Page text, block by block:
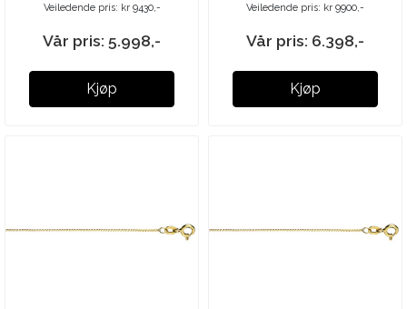
Veiledende pris: kr 9430,-
Vår pris: 5.998,-
Kjøp
Veiledende pris: kr 9900,-
Vår pris: 6.398,-
Kjøp